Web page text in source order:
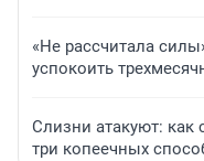
«Не рассчитала
успокоить
Слизни атакуют: как
три копеечных